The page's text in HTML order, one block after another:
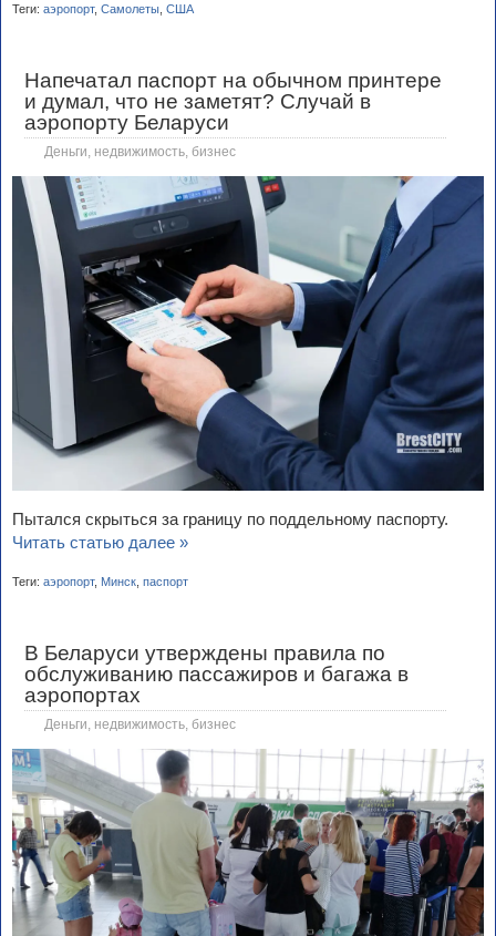
Теги: аэропорт, Самолеты США
Напечатал паспорт на обычном принтере
и думал, что не заметят? Случай в
аэропорту Беларуси
Деньги, недвижимость, бизнес
Пытался скрыться за границу по поддельному паспорту.
Читать статью далее »
Теги: аэропорт, Минск паспорт
В Беларуси утверждены правила по
обслуживанию пассажиров и багажа в
аэропортах
Деньги, недвижимость, бизнес